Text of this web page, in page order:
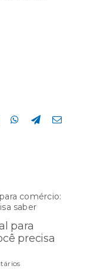
WhatsApp
Telegram
E-
para
precisa